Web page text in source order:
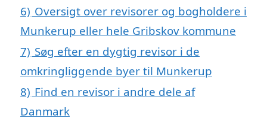
6) Oversigt over revisorer og bogholdere i
Munkerup eller hele Gribskov kommune
7) Søg efter en dygtig revisor i de
omkringliggende byer til Munkerup
8) Find en revisor i andre dele af
Danmark